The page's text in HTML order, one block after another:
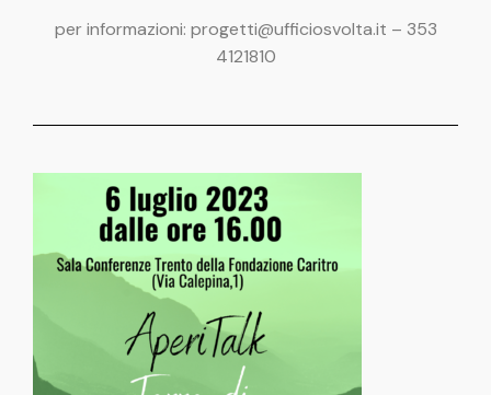
per informazioni: progetti@ufficiosvolta.it – 353
4121810